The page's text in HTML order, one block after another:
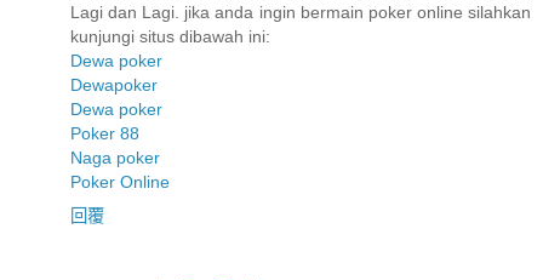
Lagi dan Lagi. jika anda ingin bermain poker online silahkan
kunjungi situs dibawah ini:
Dewa poker
Dewapoker
Dewa poker
Poker 88
Naga poker
Poker Online
回覆